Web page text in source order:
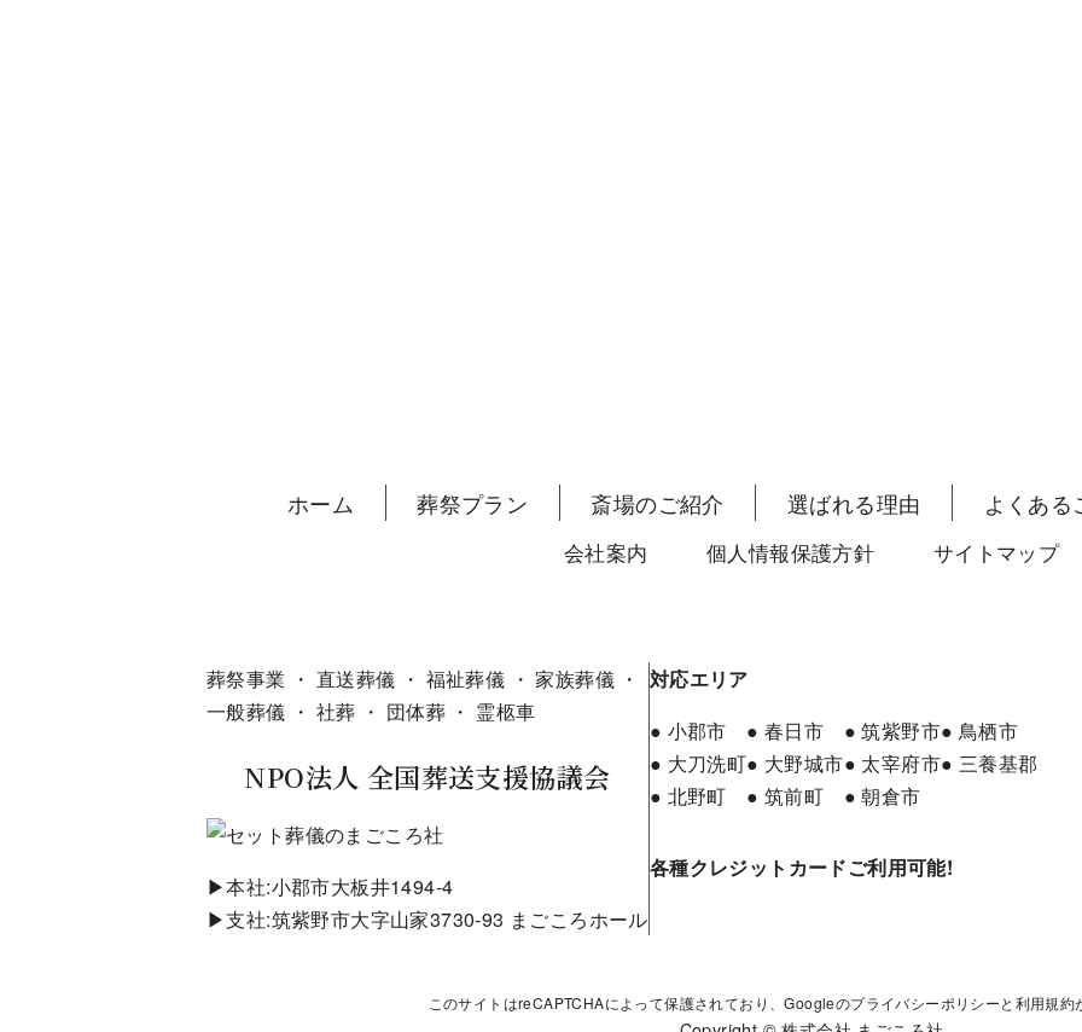
ホーム 葬祭プラン 斎場のご紹介 選ばれる理由 よくある
会社案内 個人情報保護方針 サイトマップ
葬祭事業 ・ 直送葬儀 ・ 福祉葬儀 ・ 家族葬儀 ・
一般葬儀 ・ 社葬 ・ 団体葬 ・ 霊柩車
NPO法人 全国葬送支援協議会
▶本社:小郡市大板井1494-4
▶支社:筑紫野市大字山家3730-93 まごころホール
対応エリア
● 小郡市
● 大刀洗町
● 北野町
● 春日市
● 大野城市
● 筑前町
● 筑紫野市
● 太宰府市
● 朝倉市
● 鳥栖市
● 三養基郡
各種クレジットカードご利用可能!
このサイトはreCAPTCHAによって保護されており、Googleのプライバシーポリシーと 利用規約